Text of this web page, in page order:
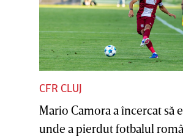
CFR CLUJ
Mario Camora a încercat să
unde a pierdut fotbalul